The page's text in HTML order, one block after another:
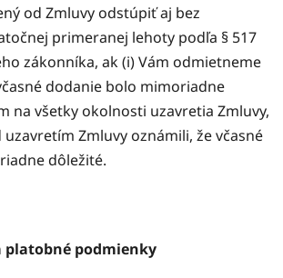
od Zmluvy odstúpiť aj bez
primeranej lehoty podľa § 517
zákonníka, ak (i) Vám odmietneme
dodanie bolo mimoriadne
na všetky okolnosti uzavretia Zmluvy,
Zmluvy oznámili, že včasné
dôležité.
platobné podmienky